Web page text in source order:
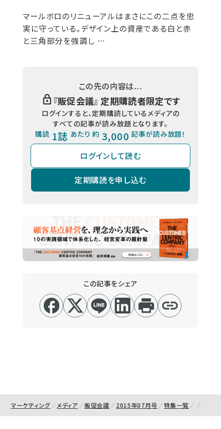
マールボロのリニューアルはまさにこの二点を忠
実に守っている。デザイン上の資産である白と赤
と三角部分を強調し …
この先の内容は...
『販促会議』 定期購読者限定です
ログインすると、定期購読しているメディアの
すべての記事が読み放題となります。
購読 1誌 あたり 約 3,000 記事が読み放題！
ログインして読む
定期購読を申し込む
この記事をシェア
マーケティング メディア 販促会議 2015年07月号 特集一覧